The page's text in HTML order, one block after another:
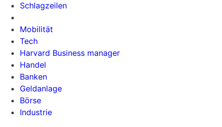
Schlagzeilen
Mobilität
Tech
Harvard Business manager
Handel
Banken
Geldanlage
Börse
Industrie